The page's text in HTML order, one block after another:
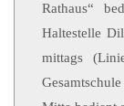
Rathaus“
Haltestelle
mittags